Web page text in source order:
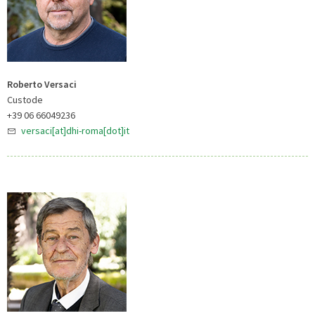
Roberto Versaci
Custode
+39 06 66049236
versaci[at]dhi-roma[dot]it